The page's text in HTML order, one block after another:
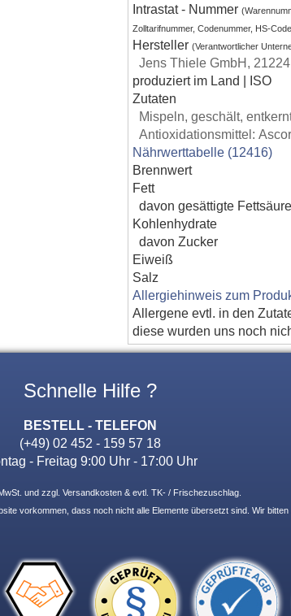
Intrastat - Nummer
Zolltarifnummer, Codenummer, HS-
Hersteller(Verantwortlicher
Jens Thiele GmbH,
produziert im Land | ISO
Zutaten
Mispeln, geschält,
Antioxidationsmittel:
Nährwerttabelle (12416)
Brennwert
Fett
davon gesättigte
Kohlenhydrate
davon Zucker
Eiweiß
Salz
Allergiehinweis zum
Allergene evtl. in den
diese wurden uns noch
Schnelle Hilfe ?
BESTELL - TELEFON
(+49) 02 452 - 159 57 18
- Freitag 9:00 Uhr - 17:00 Uhr
und zzgl. Versandkosten & evtl. TK- / Frischezuschlag.
vorkommen, dass noch nicht alle Elemente übersetzt sind. Wir bitten